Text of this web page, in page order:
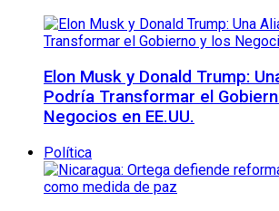
Elon Musk y Donald Trump:
Podría Transformar el
Negocios en EE.UU.
Política